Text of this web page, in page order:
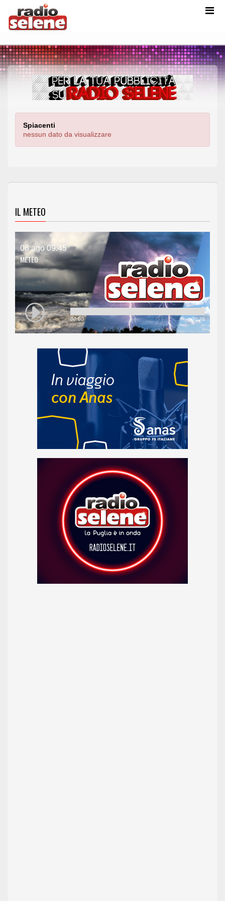
Spiacenti
nessun dato da visualizzare
IL METEO
08 ago 09:45
METEO
00:00 00:25